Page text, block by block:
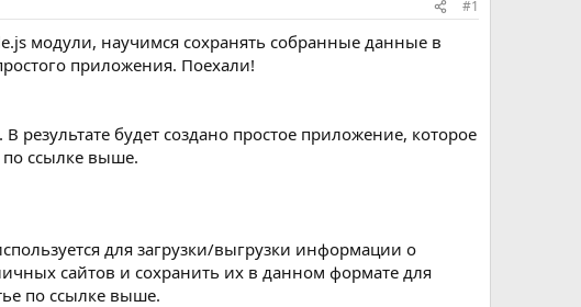
#1
модули, научимся сохранять собранные данные в
приложения. Поехали!
результате будет создано простое приложение, которое
по ссылке выше.
для загрузки/выгрузки информации о
сайтов и сохранить их в данном формате для
по ссылке выше.